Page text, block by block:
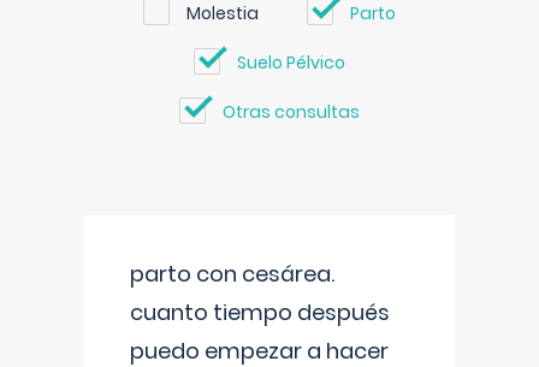
Molestia Parto
Suelo Pélvico
Otras consultas
parto con cesárea.
cuanto tiempo después
puedo empezar a hacer